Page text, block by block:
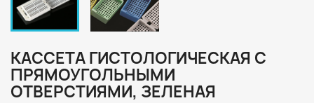
КАССЕТА ГИСТОЛОГИЧЕСКАЯ С
ПРЯМОУГОЛЬНЫМИ
ОТВЕРСТИЯМИ, ЗЕЛЕНАЯ